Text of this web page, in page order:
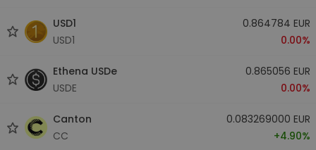
USD1
USD1
0.864784 EUR
0.00%
Ethena USDe
USDE
0.865056 EUR
0.00%
Canton
CC
0.083269000 EUR
+4.90%